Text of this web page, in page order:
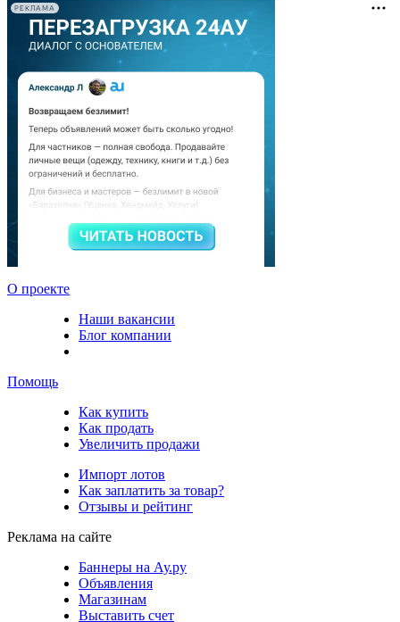
РЕКЛАМА
О проекте
Наши вакансии
Блог компании
Помощь
Как купить
Как продать
Увеличить продажи
Импорт лотов
Как заплатить за товар?
Отзывы и рейтинг
Реклама на сайте
Баннеры на Ау.ру
Объявления
Магазинам
Выставить счет